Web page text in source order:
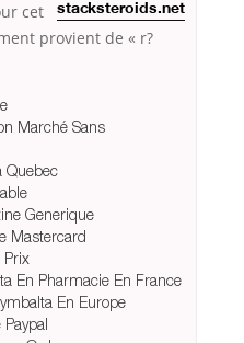
stacksteroids.net
cet
provient de « r?
Marché Sans
Quebec
Generique
Mastercard
Prix
En Pharmacie En France
En Europe